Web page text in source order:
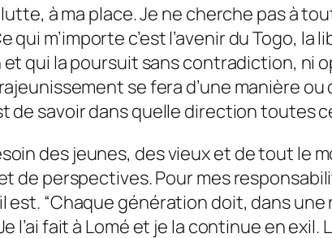
à ma place. Je ne cherche pas à
qui m’importe c’est l’avenir du Togo,
et qui la poursuit sans contradiction,
se fera d’une manière
de savoir dans quelle direction toutes
des jeunes, des vieux et de tout le
de perspectives. Pour mes
est. “Chaque génération doit, dans
l’ai fait à Lomé et je la continue en